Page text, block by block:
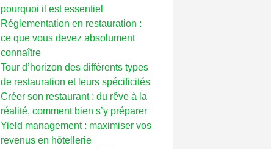
pourquoi il est essentiel
Réglementation en restauration :
ce que vous devez absolument
connaître
Tour d’horizon des différents types
de restauration et leurs spécificités
Créer son restaurant : du rêve à la
réalité, comment bien s’y préparer
Yield management : maximiser vos
revenus en hôtellerie